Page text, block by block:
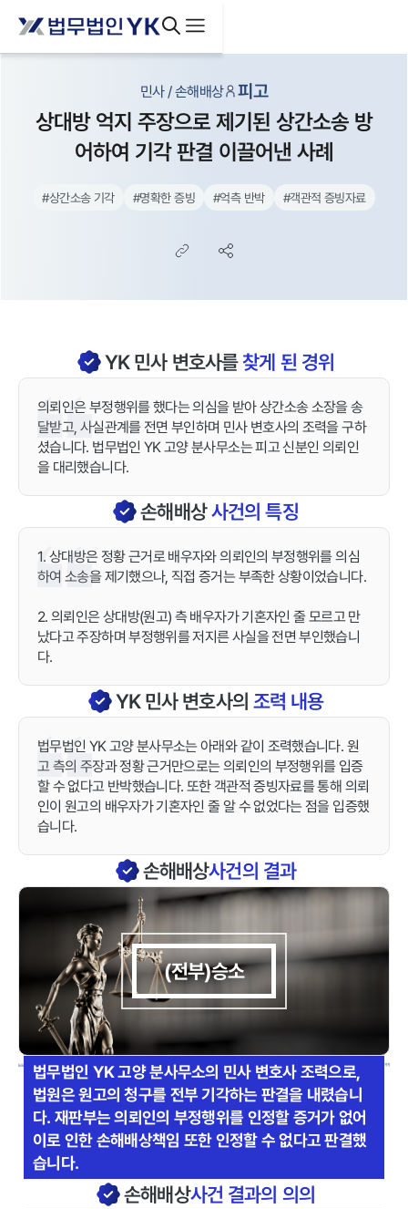
민사 / 손해배상 피고
상대방 억지 주장으로 제기된 상간소송 방
어하여 기각 판결 이끌어낸 사례
#상간소송 기각 #명확한 증빙 #억측 반박 #객관적 증빙자료
YK민사변호사를찾게 된 경위
의뢰인은 부정행위를 했다는 의심을 받아 상간소송 소장을 송
달받고, 사실관계를 전면 부인하며 민사 변호사의 조력을 구하
셨습니다. 법무법인 YK 고양 분사무소는 피고 신분인 의뢰인
을 대리했습니다.
손해배상사건의 특징
1. 상대방은 정황 근거로 배우자와 의뢰인의 부정행위를 의심
하여 소송을 제기했으나, 직접 증거는 부족한 상황이었습니다.
2. 의뢰인은 상대방(원고) 측 배우자가 기혼자인 줄 모르고 만
났다고 주장하며 부정행위를 저지른 사실을 전면 부인했습니
다.
YK민사변호사의조력 내용
법무법인 YK 고양 분사무소는 아래와 같이 조력했습니다. 원
고 측의 주장과 정황 근거만으로는 의뢰인의 부정행위를 입증
할 수 없다고 반박했습니다. 또한 객관적 증빙자료를 통해 의뢰
인이 원고의 배우자가 기혼자인 줄 알 수 없었다는 점을 입증했
습니다.
손해배상사건의 결과
(전부)승소
법무법인 YK 고양 분사무소의 민사 변호사 조력으로,
법원은 원고의 청구를 전부 기각하는 판결을 내렸습니
다. 재판부는 의뢰인의 부정행위를 인정할 증거가 없어
이로 인한 손해배상책임 또한 인정할 수 없다고 판결했
습니다.
손해배상사건 결과의 의의